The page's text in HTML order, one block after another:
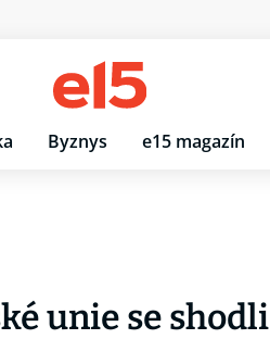
Byznys e15 magazín
unie se shodli